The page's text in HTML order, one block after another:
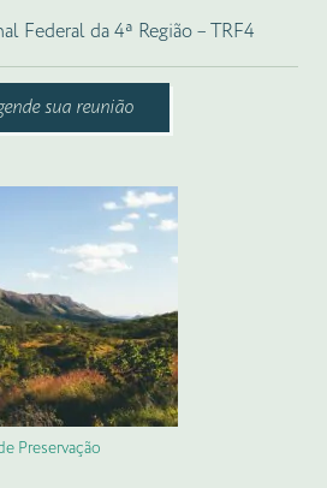
Federal da 4ª Região – TRF4
sua reunião
Preservação